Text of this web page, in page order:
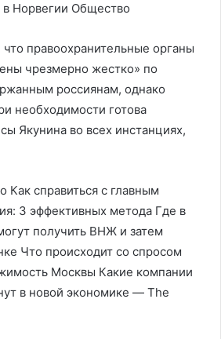
Норвегии Общество
правоохранительные органы
чрезмерно жестко» по
россиянам, однако
необходимости готова
Якунина во всех инстанциях,
Как справиться с главным
3 эффективных метода Где в
получить ВНЖ и затем
Что происходит со спросом
Москвы Какие компании
в новой экономике — The